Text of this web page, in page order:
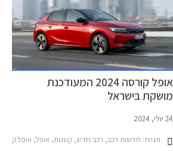
אופל קורסה 2024 המעודכנת
מושקת בישראל
24 יולי, 2024
תגיות: חדשות רכב, רכב חדש, קטנות, אופל, אופל קורסה 2020-2024, אופל קורסה 2024-2026מחירון רכב